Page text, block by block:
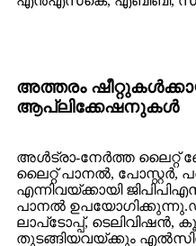
അത്തരം
ആപ്ലിക്കേഷനുകൾ
അൾട്രാ-നേർത്ത
ലൈറ്റ് പാനൽ, പോസ്റ്റർ,
എന്നിവയ്ക്കായി
പാനൽ
ലാപ്‌ടോപ്പ്,
തുടങ്ങിയവയ്‌ക്കും